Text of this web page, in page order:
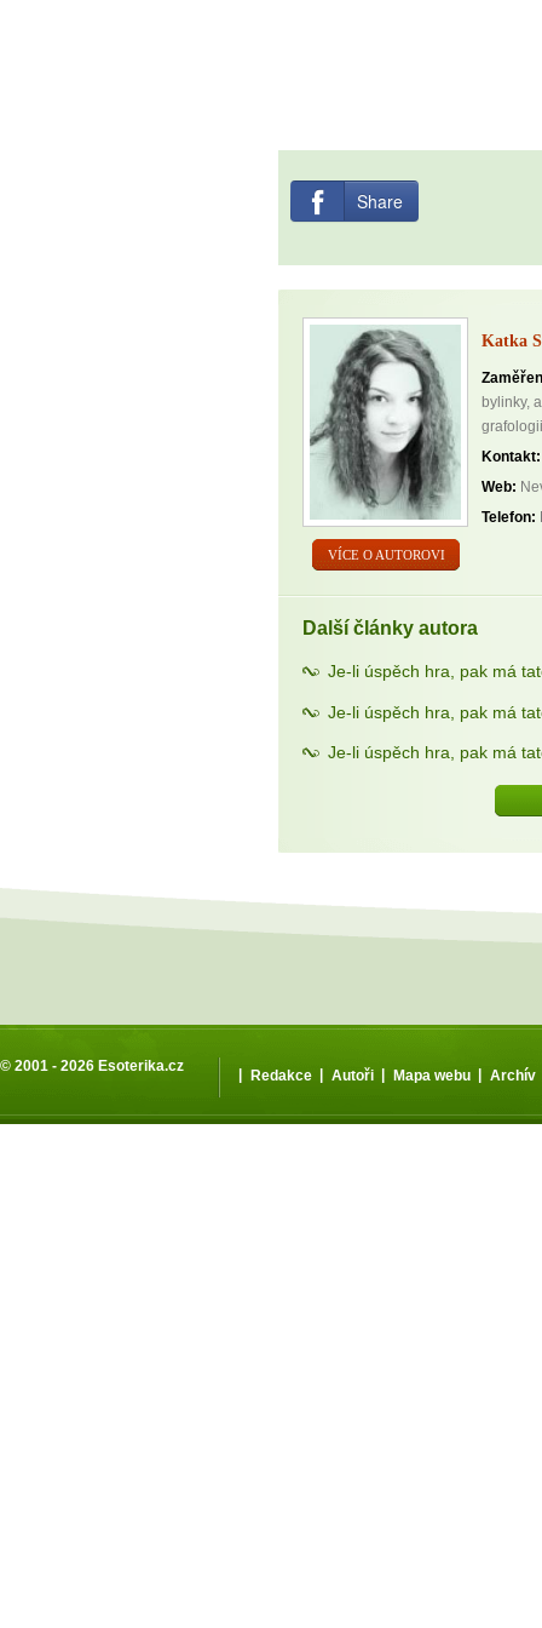
Share
VÍCE O AUTOROVI
Katka
bylinky,
Kontakt:
Web:
Telefon:
Další články autora
Je-li úspěch hra, pak má
Je-li úspěch hra, pak má
Je-li úspěch hra, pak má
© 2001 - 2026 Esoterika.cz
Redakce Autoři Mapa webu Archív